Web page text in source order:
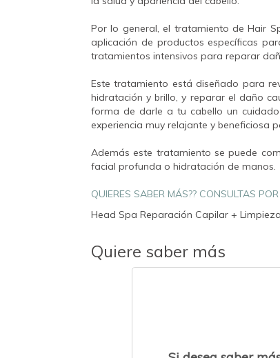
Por lo general, el tratamiento de Hair
aplicación de productos específicas
tratamientos intensivos para reparar
Este tratamiento está diseñado para
hidratación y brillo, y reparar el daño
forma de darle a tu cabello un
experiencia muy relajante y beneficiosa
Además este tratamiento se puede
facial profunda o hidratación de manos.
QUIERES SABER MÁS?? CONSULTAS
Head Spa Reparación Capilar +
Quiere saber más